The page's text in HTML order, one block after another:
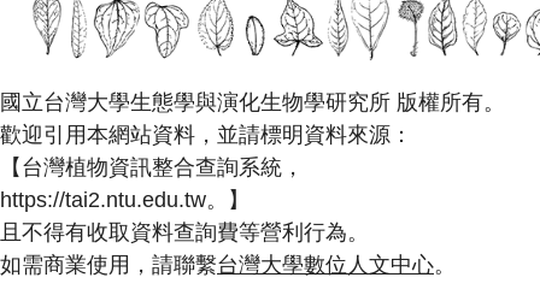
國立台灣大學生態學與演化生物學研究所 版權所有。
歡迎引用本網站資料，並請標明資料來源：
【台灣植物資訊整合查詢系統，
https://tai2.ntu.edu.tw。】
且不得有收取資料查詢費等營利行為。
如需商業使用，請聯繫台灣大學數位人文中心。